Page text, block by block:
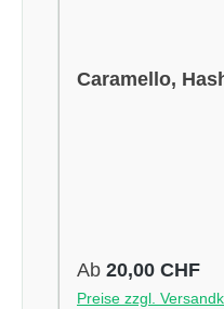
Caramello,
Regulärer Preis:
Ab 20,00 CHF
Preise zzgl.